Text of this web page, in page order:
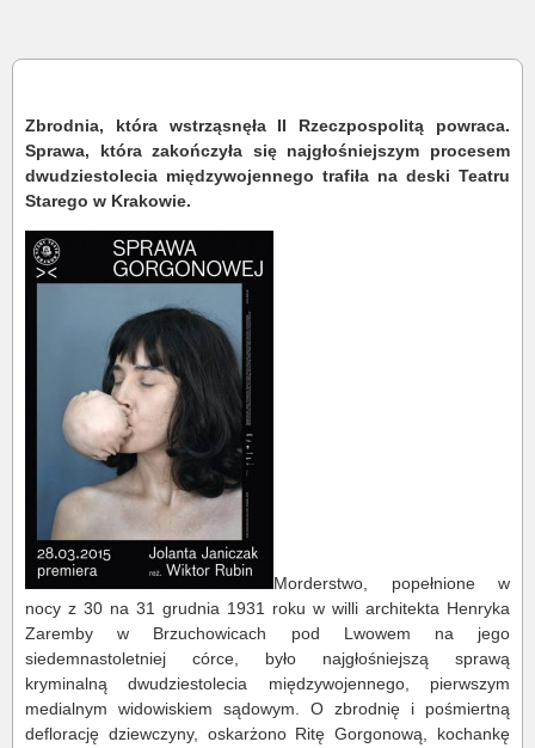
Zbrodnia, która wstrząsnęła II Rzeczpospolitą powraca.
Sprawa, która zakończyła się najgłośniejszym procesem
dwudziestolecia międzywojennego trafiła na deski Teatru
Starego w Krakowie.
Morderstwo, popełnione w
nocy z 30 na 31 grudnia 1931 roku w willi architekta Henryka
Zaremby w Brzuchowicach pod Lwowem na jego
siedemnastoletniej córce, było najgłośniejszą sprawą
kryminalną dwudziestolecia międzywojennego, pierwszym
medialnym widowiskiem sądowym. O zbrodnię i pośmiertną
deflorację dziewczyny, oskarżono Ritę Gorgonową, kochankę